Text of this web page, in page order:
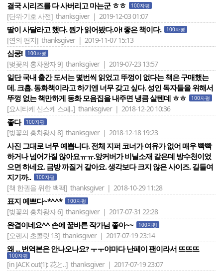
결국 시리즈를 다 사버리고 마는군 ㅎㅎ 100자평
[단위·기호 사전] thanksgiver | 2019-12-03 01:07
딸이 사달라고 했다. 뭔가 읽어봤다.아! 좋은 책이다. 100자평
[연의 편지] thanksgiver | 2019-11-07 15:13
심쿵! 100자평
[벚꽃의 홍차왕자 9] thanksgiver | 2019-07-23 13:57
일단 국내 출간 도서는 몇번씩 읽었고 뚜껑이 없다는 책은 구매했는
데. 크흡. 동화책이라고 하기엔 너무 갖고 싶다. 성인 독자들을 위해서
뚜껑 없는 책만하게 동화 모음집을 내주면 냉큼 살텐데 ㅎㅎ
100자평
[요시타케 신스케 스페..] thanksgiver | 2018-12-20 10:36
좋다 100자평
[벚꽃의 홍차왕자 8] thanksgiver | 2018-12-18 19:23
사진 그대로 너무 예쁩니다. 전체 지퍼 코너가 여유가 없어 매우 빡빡
하거나 넘어가질 않아요ㅠㅠ.앞커버가 비닐소재 같은데 방수천이었
으면 하네요. 금방 까질거 같아요. 생각보다 크지 않은 사이즈. 길들여
지기까..
100자평
[책 한권을 위한 백팩] thanksgiver | 2018-10-29 11:28
표지 예쁘다~*^^* 100자평
[벚꽃의 홍차왕자 6] thanksgiver | 2017-07-31 22:28
완결이네요^^ 손에 꿀바른 작가님 좋아~~ 100자평
[오렌지 초콜릿 13] thanksgiver | 2017-07-19 23:14
왜 ... 번역본은 안나오나요? ㅜㅜ야마다 난페이 팬이라서 뜨뜨뜨
100자평
[in JACK out(1): 花と..] thanksgiver | 2017-07-19 23:07